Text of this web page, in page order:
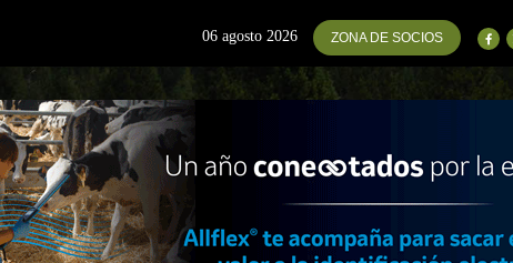
06 agosto 2026 ZONA DE SOCIOS